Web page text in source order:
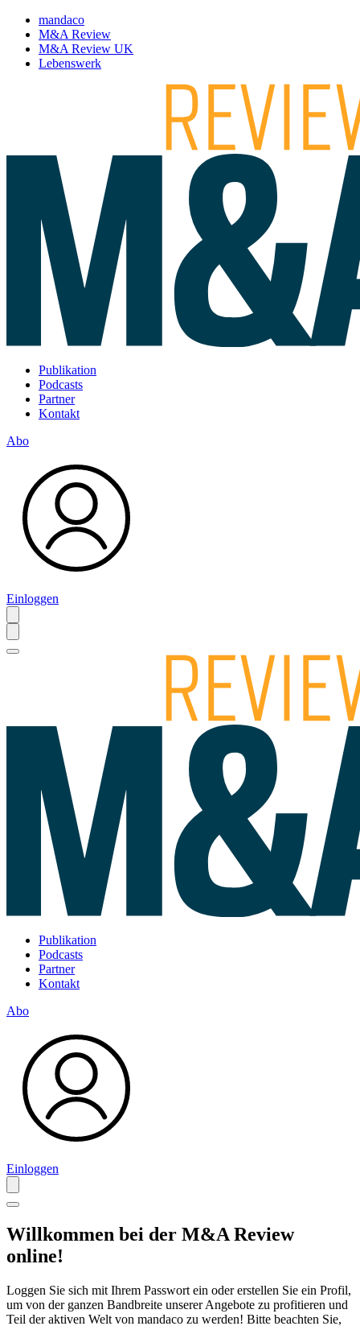
mandaco
M&A Review
M&A Review UK
Lebenswerk
Publikation
Podcasts
Partner
Kontakt
Abo
Einloggen
Publikation
Podcasts
Partner
Kontakt
Abo
Einloggen
Willkommen bei der M&A Review
online!
Loggen Sie sich mit Ihrem Passwort ein oder erstellen Sie ein Profil,
um von der ganzen Bandbreite unserer Angebote zu profitieren und
Teil der aktiven Welt von mandaco zu werden! Bitte beachten Sie,